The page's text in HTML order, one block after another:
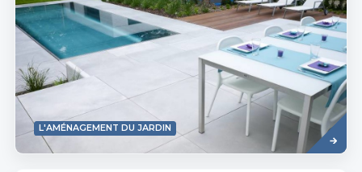
L'AMÉNAGEMENT DU JARDIN
Read
more